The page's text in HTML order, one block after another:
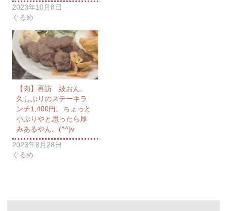
2023年10月8日
ぐるめ
【肉】再訪 妓おん。
久しぶりのステーキラ
ンチ1,400円。ちょっと
小ぶりやと思ったら厚
みあるやん。(^^)v
2023年8月28日
ぐるめ